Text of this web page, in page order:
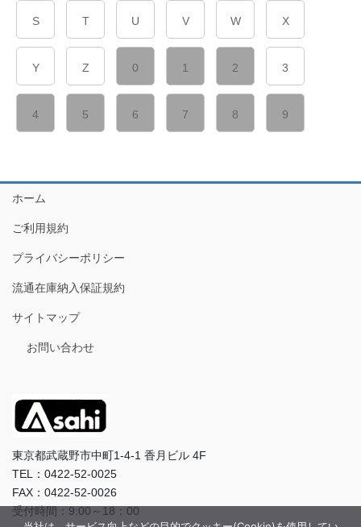
S T U V W X
Y Z 0 1 2 3
4 5 6 7 8 9
ホーム
ご利用規約
プライバシーポリシー
流通在庫納入保証規約
サイトマップ
お問い合わせ
東京都武蔵野市中町1-4-1 香月ビル 4F
TEL：0422-52-0025
FAX：0422-52-0026
受付時間：9:00～18：00